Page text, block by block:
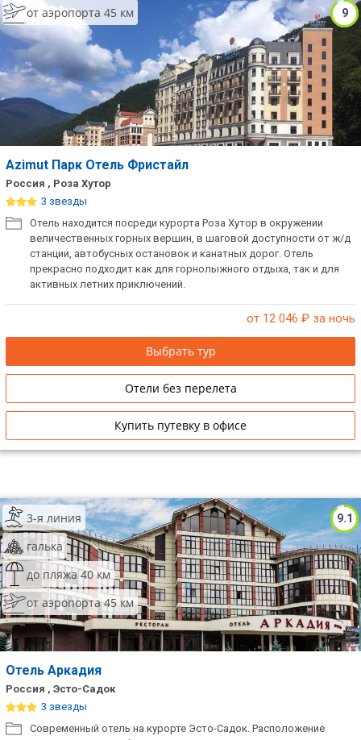
9
от аэропорта 45 км
Azimut Парк Отель Фристайл
Россия , Роза Хутор
3 звезды
Отель находится посреди курорта Роза Хутор в окружении
величественных горных вершин, в шаговой доступности от ж/д
станции, автобусных остановок и канатных дорог. Отель
прекрасно подходит как для горнолыжного отдыха, так и для
активных летних приключений.
от 12 046 ₽ за ночь
Выбрать тур
Отели без перелета
Купить путевку в офисе
9.1
3-я линия
галька
до пляжа 40 км
от аэропорта 45 км
Отель Аркадия
Россия , Эсто-Садок
3 звезды
Современный отель на курорте Эсто-Садок. Расположение